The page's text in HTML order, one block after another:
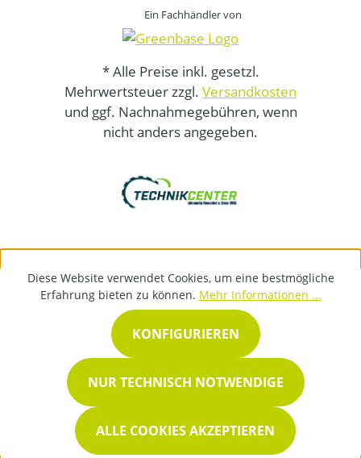
Ein Fachhändler von
* Alle Preise inkl. gesetzl.
Mehrwertsteuer zzgl. Versandkosten
und ggf. Nachnahmegebühren, wenn
nicht anders angegeben.
Diese Website verwendet Cookies, um eine bestmögliche
Erfahrung bieten zu können. Mehr Informationen ...
NUR TECHNISCH NOTWENDIGE
KONFIGURIEREN
ALLE COOKIES AKZEPTIEREN